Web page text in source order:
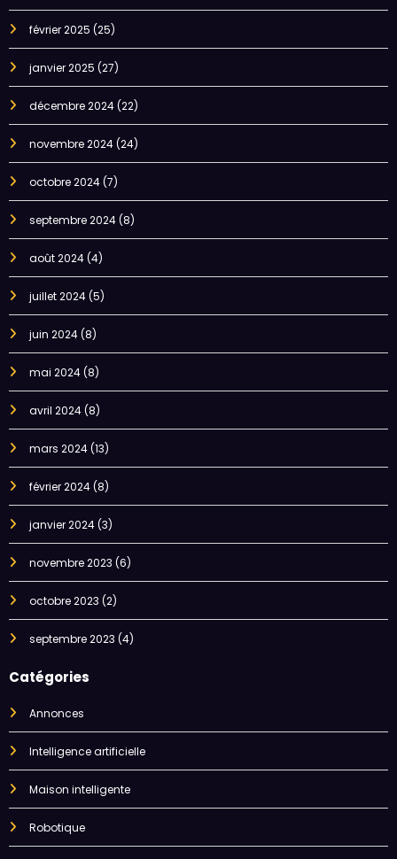
février 2025 (25)
janvier 2025 (27)
décembre 2024(22)
novembre 2024(24)
octobre 2024(7)
septembre 2024(8)
août 2024(4)
juillet 2024(5)
juin 2024(8)
mai 2024(8)
avril 2024(8)
mars 2024(13)
février 2024(8)
janvier 2024(3)
novembre 2023 (6)
octobre 2023 (2)
septembre 2023 (4)
Catégories
Annonces
Intelligence artificielle
Maison intelligente
Robotique